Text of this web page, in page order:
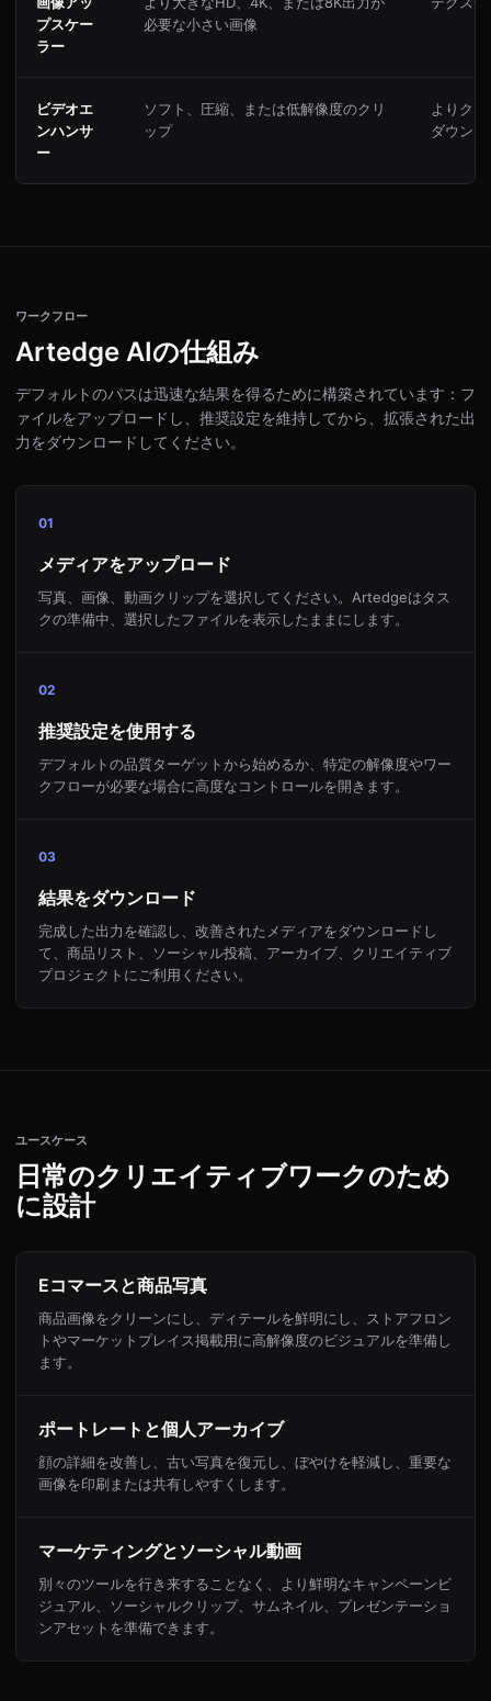
プスケー
ラー
必要な小さい画像
ビデオエ
ンハンサ
ー
ソフト、圧縮、または低解像度のクリ
ップ
よりク
ダウン
ワークフロー
Artedge AIの仕組み
デフォルトのパスは迅速な結果を得るために構築されています：フ
ァイルをアップロードし、推奨設定を維持してから、拡張された出
力をダウンロードしてください。
01
メディアをアップロード
写真、画像、動画クリップを選択してください。Artedgeはタス
クの準備中、選択したファイルを表示したままにします。
02
推奨設定を使用する
デフォルトの品質ターゲットから始めるか、特定の解像度やワー
クフローが必要な場合に高度なコントロールを開きます。
03
結果をダウンロード
完成した出力を確認し、改善されたメディアをダウンロードし
て、商品リスト、ソーシャル投稿、アーカイブ、クリエイティブ
プロジェクトにご利用ください。
ユースケース
日常のクリエイティブワークのため
に設計
Eコマースと商品写真
商品画像をクリーンにし、ディテールを鮮明にし、ストアフロン
トやマーケットプレイス掲載用に高解像度のビジュアルを準備し
ます。
ポートレートと個人アーカイブ
顔の詳細を改善し、古い写真を復元し、ぼやけを軽減し、重要な
画像を印刷または共有しやすくします。
マーケティングとソーシャル動画
別々のツールを行き来することなく、より鮮明なキャンペーンビ
ジュアル、ソーシャルクリップ、サムネイル、プレゼンテーショ
ンアセットを準備できます。